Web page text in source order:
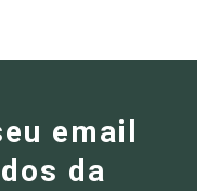
email
da